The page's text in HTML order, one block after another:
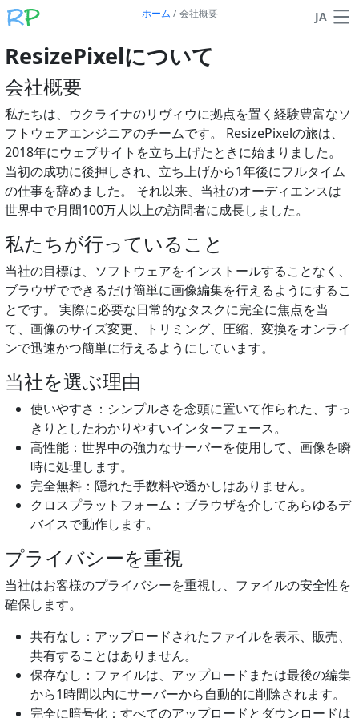
ホーム /会社概要 JA
ResizePixelについて
会社概要
私たちは、ウクライナのリヴィウに拠点を置く経験豊富なソ
フトウェアエンジニアのチームです。 ResizePixelの旅は、
2018年にウェブサイトを立ち上げたときに始まりました。
当初の成功に後押しされ、立ち上げから1年後にフルタイム
の仕事を辞めました。 それ以来、当社のオーディエンスは
世界中で月間100万人以上の訪問者に成長しました。
私たちが行っていること
当社の目標は、ソフトウェアをインストールすることなく、
ブラウザでできるだけ簡単に画像編集を行えるようにするこ
とです。 実際に必要な日常的なタスクに完全に焦点を当
て、画像のサイズ変更、トリミング、圧縮、変換をオンライ
ンで迅速かつ簡単に行えるようにしています。
当社を選ぶ理由
使いやすさ：シンプルさを念頭に置いて作られた、すっ
きりとしたわかりやすいインターフェース。
高性能：世界中の強力なサーバーを使用して、画像を瞬
時に処理します。
完全無料：隠れた手数料や透かしはありません。
クロスプラットフォーム：ブラウザを介してあらゆるデ
バイスで動作します。
プライバシーを重視
当社はお客様のプライバシーを重視し、ファイルの安全性を
確保します。
共有なし：アップロードされたファイルを表示、販売、
共有することはありません。
保存なし：ファイルは、アップロードまたは最後の編集
から1時間以内にサーバーから自動的に削除されます。
完全に暗号化：すべてのアップロードとダウンロードは